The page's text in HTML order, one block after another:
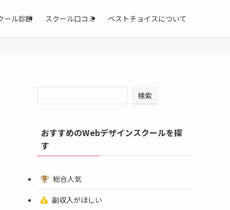
ール診断 スクール口コミ ベストチョイスについて
検索
おすすめのWebデザインスクールを探
す
総合人気
副収入がほしい